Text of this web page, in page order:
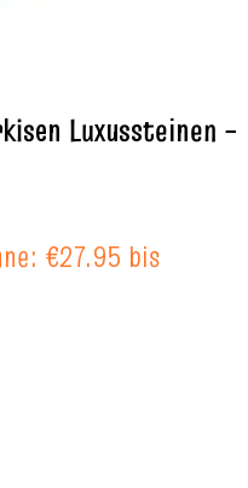
Luxussteinen –
€27.95 bis